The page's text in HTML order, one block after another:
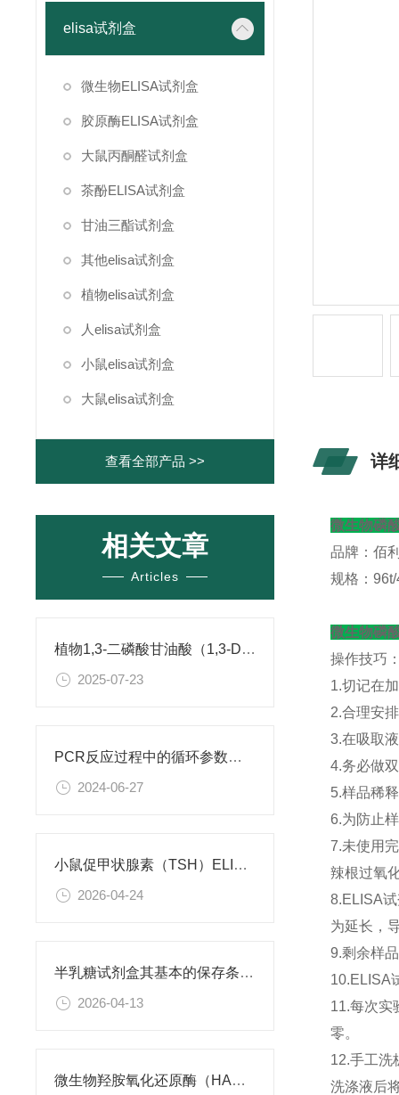
elisa试剂盒
微生物ELISA试剂盒
胶原酶ELISA试剂盒
大鼠丙酮醛试剂盒
茶酚ELISA试剂盒
甘油三酯试剂盒
其他elisa试剂盒
植物elisa试剂盒
人elisa试剂盒
小鼠elisa试剂盒
大鼠elisa试剂盒
查看全部产品 >>
相关文章
Articles
植物1,3-二磷酸甘油酸（1,3-DPG） ELISA试剂盒 使用说明书
2025-07-23
PCR反应过程中的循环参数了解一下
2024-06-27
小鼠促甲状腺素（TSH）ELISA试剂盒 说明书
2026-04-24
半乳糖试剂盒其基本的保存条件如下
2026-04-13
微生物羟胺氧化还原酶（HAO） ELISA检测试剂盒 使用说明书
详
微生物磷
品牌：佰
规格：
微生物磷
操作技巧
1.切记在
2.合理安
3.在吸取
4.务必做
5.样品稀
6.为防止
7.未使用
辣根过氧
8.ELISA
为延长，
9.剩余样
10.ELISA
11.每次实
零。
12.手工洗
洗涤液后